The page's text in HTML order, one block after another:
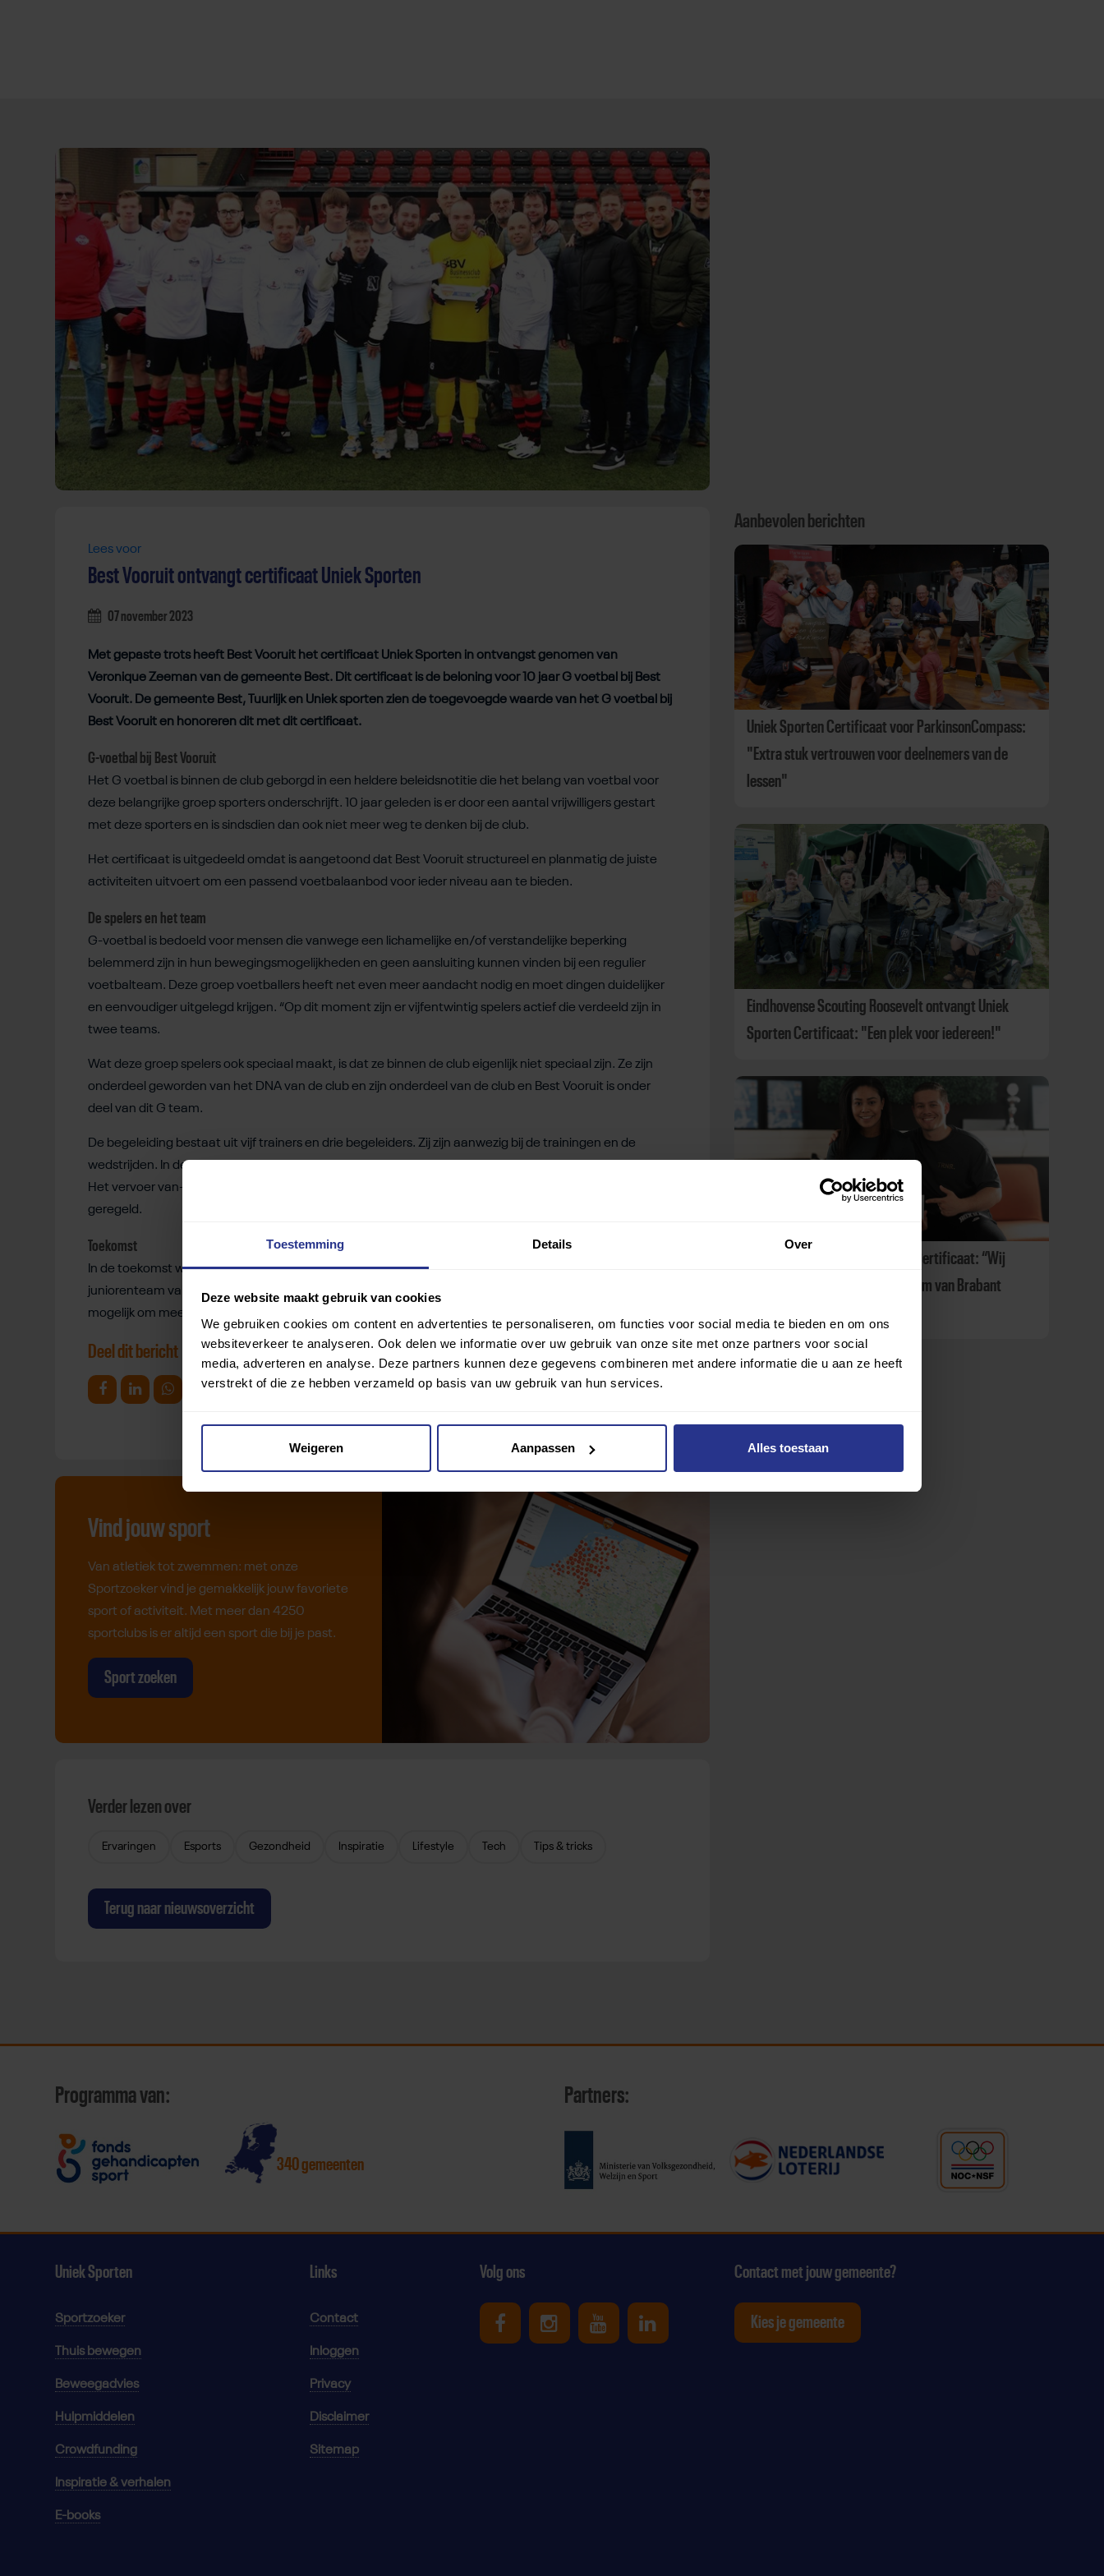
Toestemming Details Over
Deze website maakt gebruik van cookies
We gebruiken cookies om content en advertenties te personaliseren, om functies voor social media te bieden en om ons
websiteverkeer te analyseren. Ook delen we informatie over uw gebruik van onze site met onze partners voor social
media, adverteren en analyse. Deze partners kunnen deze gegevens combineren met andere informatie die u aan ze heeft
verstrekt of die ze hebben verzameld op basis van uw gebruik van hun services.
Weigeren Aanpassen Alles toestaan
content
Lees voor
Best Vooruit ontvangt certificaat Uniek Sporten
07 november 2023
Met gepaste trots heeft Best Vooruit het certificaat Uniek Sporten in ontvangst genomen van
Veronique Zeeman van de gemeente Best. Dit certificaat is de beloning voor 10 jaar G voetbal bij Best
Vooruit. De gemeente Best, Tuurlijk en Uniek sporten zien de toegevoegde waarde van het G voetbal bij
Best Vooruit en honoreren dit met dit certificaat.
G-voetbal bij Best Vooruit
Het G voetbal is binnen de club geborgd in een heldere beleidsnotitie die het belang van voetbal voor
deze belangrijke groep sporters onderschrijft. 10 jaar geleden is er door een aantal vrijwilligers gestart
met deze sporters en is sindsdien dan ook niet meer weg te denken bij de club.
Het certificaat is uitgedeeld omdat is aangetoond dat Best Vooruit structureel en planmatig de juiste
activiteiten uitvoert om een passend voetbalaanbod voor ieder niveau aan te bieden.
De spelers en het team
G‑voetbal is bedoeld voor mensen die vanwege een lichamelijke en/of verstandelijke beperking
belemmerd zijn in hun bewegingsmogelijkheden en geen aansluiting kunnen vinden bij een regulier
voetbalteam. Deze groep voetballers heeft net even meer aandacht nodig en moet dingen duidelijker
en eenvoudiger uitgelegd krijgen. “Op dit moment zijn er vijfentwintig spelers actief die verdeeld zijn in
twee teams.
Wat deze groep spelers ook speciaal maakt, is dat ze binnen de club eigenlijk niet speciaal zijn. Ze zijn
onderdeel geworden van het DNA van de club en zijn onderdeel van de club en Best Vooruit is onder
deel van dit G team.
De begeleiding bestaat uit vijf trainers en drie begeleiders. Zij zijn aanwezig bij de trainingen en de
wedstrijden. In de begeleidingsstaf zitten enkele mensen die ervaring hebben met werken in de zorg.
Het vervoer van- en naar wedstrijden wordt in samenspraak tussen spelers, begeleiding en ouders
geregeld.
Toekomst
In de toekomst willen we graag een junioren team vormen die ook competitie gaat spelen. In het
juniorenteam vallen spelers in de leeftijd van 8 tot 18 jaar. Tot die tijd is het voor deze leeftijd alleen nog
mogelijk om mee te trainen.”
Deel dit bericht
Deel op Facebook
Deel op LinkedinDeel op Whatsapp
Vind jouw sport
Van atletiek tot zwemmen: met onze
Sportzoeker vind je gemakkelijk jouw favoriete
sport of activiteit. Met meer dan 4250
sportclubs is er altijd een sport die bij je past.
Sport zoeken
Verder lezen over
Ervaringen Esports Gezondheid Inspiratie Lifestyle Tech Tips & tricks
Terug naar nieuwsoverzicht
Aanbevolen berichten
Uniek Sporten Certificaat voor ParkinsonCompass:
"Extra stuk vertrouwen voor deelnemers van de
lessen"
Eindhovense Scouting Roosevelt ontvangt Uniek
Sporten Certificaat: "Een plek voor iedereen!"
TRNR. ontvangt Uniek Sporten Certificaat: “Wij
willen hét Parkinson bokscentrum van Brabant
Programma van:
340 gemeenten
Partners:
Uniek Sporten
Sportzoeker
Thuis bewegen
Beweegadvies
Hulpmiddelen
Crowdfunding
Inspiratie & verhalen
E-books
Links
Contact
Inloggen
Privacy
Disclaimer
Sitemap
Volg ons
Uniek Sporten op Facebook
Uniek Sporten op Instagram
Uniek Sporten op Youtube
Uniek Sporten op Linkedin
Contact met jouw gemeente?
Kies je gemeente